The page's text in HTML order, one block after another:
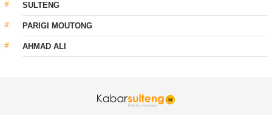
SULTENG
PARIGI MOUTONG
AHMAD ALI